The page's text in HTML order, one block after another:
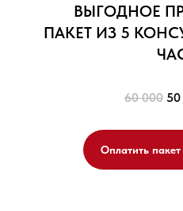
ВЫГОДНОЕ
ПАКЕТ ИЗ 5
60 00050
Оплатить